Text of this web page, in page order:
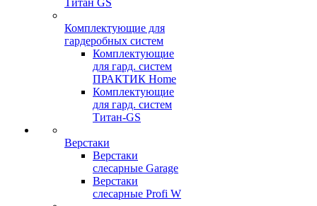
Титан GS
Комплектующие для
гардеробных систем
Комплектующие
для гард. систем
ПРАКТИК Home
Комплектующие
для гард. систем
Титан-GS
Верстаки
Верстаки
слесарные Garage
Верстаки
слесарные Profi W